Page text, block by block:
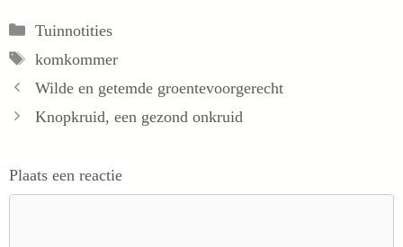
Categorieën
Tuinnotities
Tags
komkommer
Wilde en getemde groentevoorgerecht
Knopkruid, een gezond onkruid
Plaats een reactie